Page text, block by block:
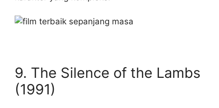
9. The Silence of the Lambs
(1991)